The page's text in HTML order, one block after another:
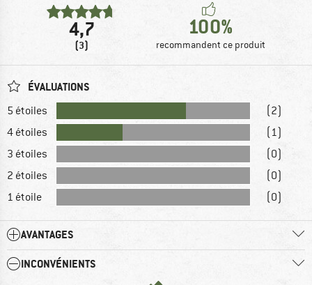
4,7
(3)
100%
recommandent ce produit
ÉVALUATIONS
5 étoiles
(2)
4 étoiles
(1)
3 étoiles
(0)
2 étoiles
(0)
1 étoile
(0)
AVANTAGES
INCONVÉNIENTS